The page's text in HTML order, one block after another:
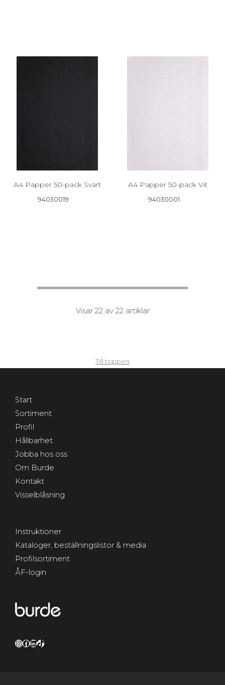
A4 Papper 50-pack Svart
94030019
A4 Papper 50-pack Vit
94030001
Visar 22 av 22 artiklar
Till toppen
Start
Sortiment
Profil
Hållbarhet
Jobba hos oss
Om Burde
Kontakt
Visselblåsning
Instruktioner
Kataloger, beställningslistor & media
Profilsortiment
ÅF-login
Instagram
Facebook
LinkedIn
TikTok